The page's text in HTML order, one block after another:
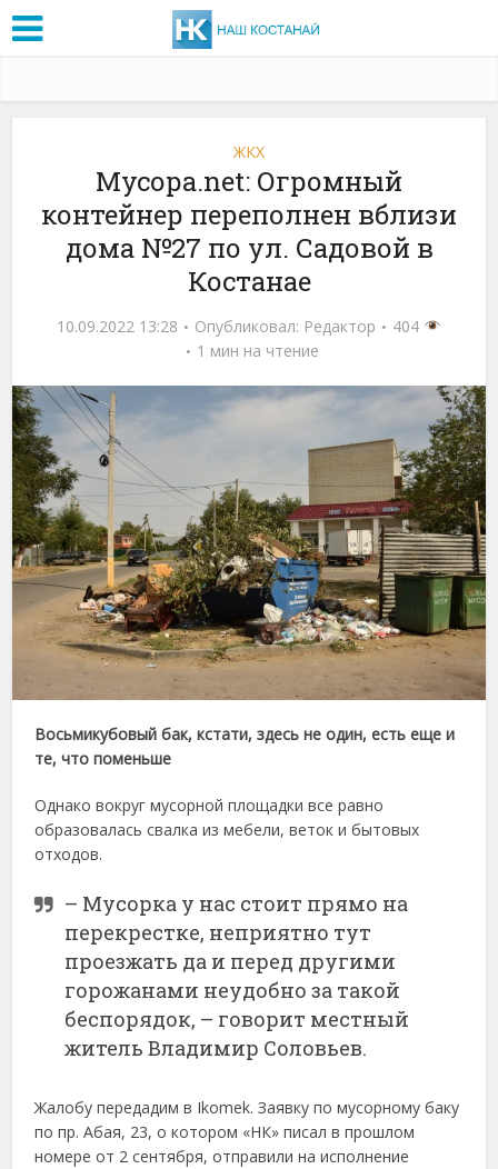
ЖКХ
Мусора.net: Огромный
контейнер переполнен вблизи
дома №27 по ул. Садовой в
Костанае
10.09.2022 13:28 Опубликовал: Редактор
404
1 мин на чтение
Восьмикубовый бак, кстати, здесь не один, есть еще и
те, что поменьше
Однако вокруг мусорной площадки все равно
образовалась свалка из мебели, веток и бытовых
отходов.
– Мусорка у нас стоит прямо на
перекрестке, неприятно тут
проезжать да и перед другими
горожанами неудобно за такой
беспорядок, – говорит местный
житель Владимир Соловьев.
Жалобу передадим в Ikomek. Заявку по мусорному баку
по пр. Абая, 23, о котором «НК» писал в прошлом
номере от 2 сентября, отправили на исполнение